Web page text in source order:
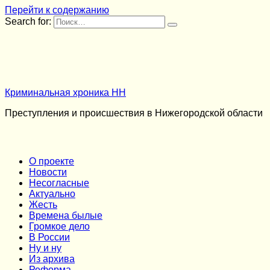
Перейти к содержанию
Search for:
Криминальная хроника НН
Преступления и происшествия в Нижегородской области
О проекте
Новости
Несогласные
Актуально
Жесть
Времена былые
Громкое дело
В России
Ну и ну
Из архива